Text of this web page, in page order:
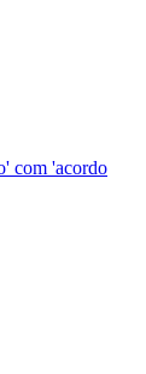
com 'acordo